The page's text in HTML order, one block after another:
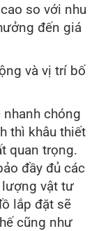
so với nhu
đến giá
và vị trí bố
chóng
thì khâu thiết
quan trọng.
đầy đủ các
vật tư
lắp đặt sẽ
cũng như